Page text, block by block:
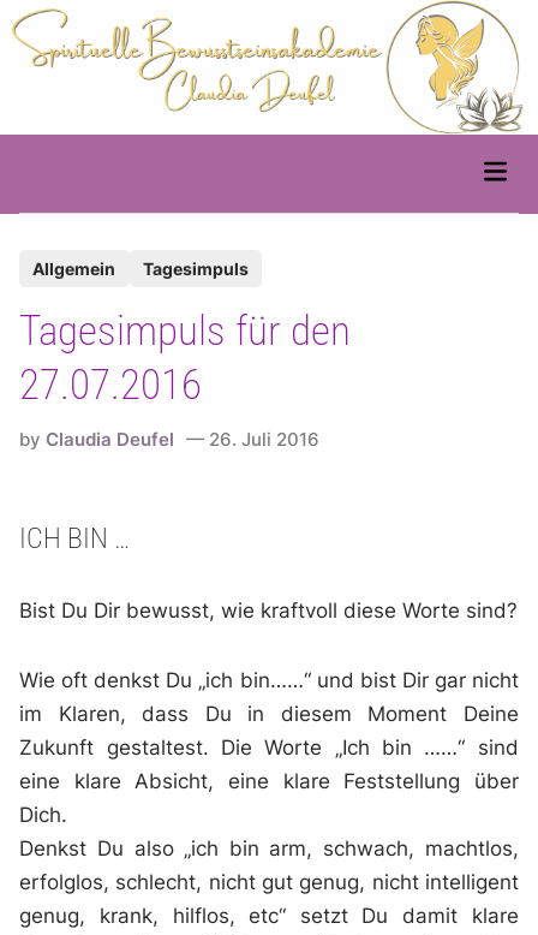
Skip
to
content
Main
t
e
d
Allgemein Tagesimpuls
Tagesimpuls für den
27.07.2016
byClaudia Deufel 26. Juli 2016
ICH BIN …
Bist Du Dir bewusst, wie kraftvoll diese Worte sind?
Wie oft denkst Du „ich bin……“ und bist Dir gar nicht
im Klaren, dass Du in diesem Moment Deine
Zukunft gestaltest. Die Worte „Ich bin ……“ sind
eine klare Absicht, eine klare Feststellung über
Dich.
Denkst Du also „ich bin arm, schwach, machtlos,
erfolglos, schlecht, nicht gut genug, nicht intelligent
genug, krank, hilflos, etc“ setzt Du damit klare